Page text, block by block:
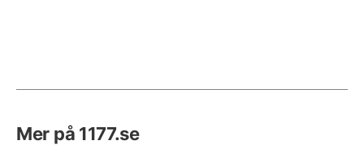
Mer på 1177.se